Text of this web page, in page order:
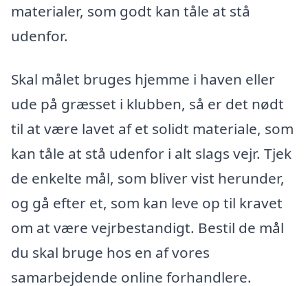
materialer, som godt kan tåle at stå
udenfor.
Skal målet bruges hjemme i haven eller
ude på græsset i klubben, så er det nødt
til at være lavet af et solidt materiale, som
kan tåle at stå udenfor i alt slags vejr. Tjek
de enkelte mål, som bliver vist herunder,
og gå efter et, som kan leve op til kravet
om at være vejrbestandigt. Bestil de mål
du skal bruge hos en af vores
samarbejdende online forhandlere.